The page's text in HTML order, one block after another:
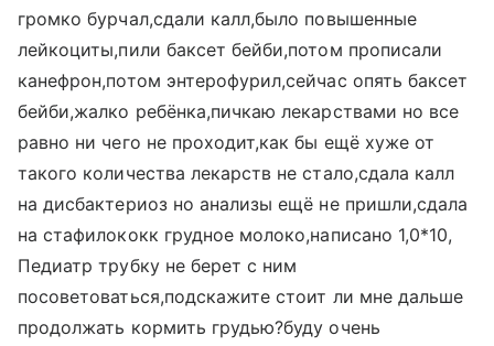
громко бурчал,сдали калл,было повышенные
лейкоциты,пили баксет бейби,потом прописали
канефрон,потом энтерофурил,сейчас опять баксет
бейби,жалко ребёнка,пичкаю лекарствами но все
равно ни чего не проходит,как бы ещё хуже от
такого количества лекарств не стало,сдала калл
на дисбактериоз но анализы ещё не пришли,сдала
на стафилококк грудное молоко,написано 1,0*10,
Педиатр трубку не берет с ним
посоветоваться,подскажите стоит ли мне дальше
продолжать кормить грудью?буду очень